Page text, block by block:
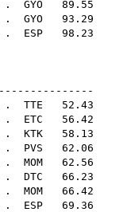
. GYO 89.55
. GYO 93.29
. ESP 98.23
. TTE 52.43
. ETC 56.42
. KTK 58.13
. PVS 62.06
. MOM 62.56
. DTC 66.23
. MOM 66.42
. ESP 69.36